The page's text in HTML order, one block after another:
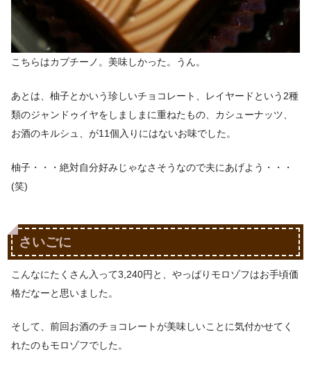
こちらはカプチーノ。美味しかった。うん。
あとは、柚子とかいう珍しいチョコレート、レイヤードという2種
類のジャンドゥイヤをしましまに重ねたもの、カシューナッツ、
お酒のキルシュ、が11個入りにはないお味でした。
柚子・・・絶対自分好みじゃなさそうなので夫にあげよう・・・
(笑)
さいごに
こんなにたくさん入って3,240円と、やっぱりモロゾフはお手頃価
格だなーと思いました。
そして、前回お酒のチョコレートが美味しいことに気付かせてく
れたのもモロゾフでした。